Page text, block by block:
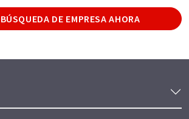
DE EMPRESA AHORA